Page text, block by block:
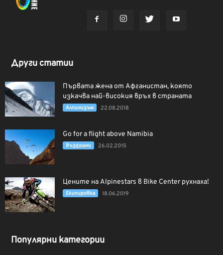
Други статии
Първата жена от Афганистан, която
изкачва най-високия връх в страната
Алпинизъм 22.08.2018
Go for a flight above Namibia
Въздушни 26.02.2015
Цените на Alpinestars в Bike Center рухнаха!
Екипировка 18.06.2019
Популярни категории